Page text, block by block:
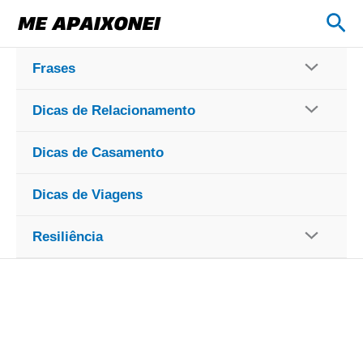
para
conteúdo
Frases
Dicas de Relacionamento
Dicas de Casamento
Dicas de Viagens
Resiliência